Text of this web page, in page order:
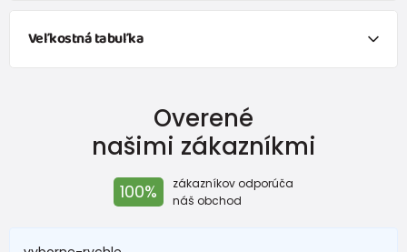
Veľkostná tabuľka
(výpočet je i s nadměrkem)
Overené
našimi zákazníkmi
100%
zákazníkov odporúča
náš obchod